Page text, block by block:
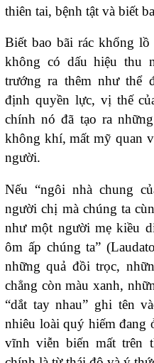
thiên tai, bệnh tật và biết
Biết bao bãi rác khổng
không có dấu hiệu thu
trướng ra thêm như thể
định quyền lực, vị thế
chính nó đã tạo ra
không khí, mất mỹ quan
người.
Nếu “ngôi nhà chung
người chị mà chúng ta
như một người mẹ kiều
ôm ấp chúng ta”
những quả đồi trọc,
chẳng còn màu xanh,
“dắt tay nhau” ghi tên
nhiêu loài quý hiếm đang
vĩnh viễn biến mất trên